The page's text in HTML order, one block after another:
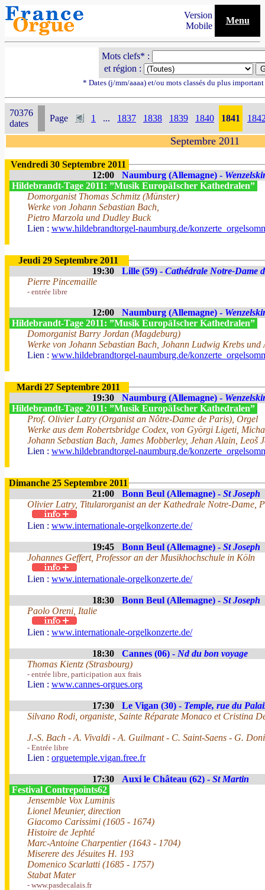
Version
Mobile
Menu
Mots clefs* :
et région :
* Dates (j/mm/aaaa) et/ou mots classés du plus
70376
dates
Page 1 ... 1837 1838 1839 1840 1841
Septembre 2011
Vendredi 30 Septembre 2011
12:00
Naumburg (Allemagne) -
Hildebrandt-Tage 2011: ”Musik EuropäIscher Kathedralen”
Domorganist Thomas Schmitz (Münster)
Werke von Johann Sebastian Bach,
Pietro Marzola und Dudley Buck
Lien : www.hildebrandtorgel-naumburg.de/
Jeudi 29 Septembre 2011
19:30
Lille (59) - Cathédrale Notre-Dame
Pierre Pincemaille
- entrée libre
12:00 Naumburg (Allemagne) -
Hildebrandt-Tage 2011: ”Musik EuropäIscher Kathedralen”
Domorganist Barry Jordan (Magdeburg)
Werke von Johann Sebastian Bach, Johann Ludwig Krebs
Lien : www.hildebrandtorgel-naumburg.de/
Mardi 27 Septembre 2011
19:30
Naumburg (Allemagne) -
Hildebrandt-Tage 2011: ”Musik EuropäIscher Kathedralen”
Prof. Olivier Latry (Organist an Nôtre-Dame de Paris), Orgel
Werke aus dem Robertsbridge Codex, von Györgi Ligeti,
Johann Sebastian Bach, James Mobberley, Jehan Alain, Leoš
Lien : www.hildebrandtorgel-naumburg.de/
Dimanche 25 Septembre 2011
21:00
Bonn Beul (Allemagne) - St Joseph
Olivier Latry, Titularorganist an der Kathedrale Notre-Dame,
Lien : www.internationale-orgelkonzerte.de/
19:45 Bonn Beul (Allemagne) - St Joseph
Johannes Geffert, Professor an der Musikhochschule in Köln
Lien : www.internationale-orgelkonzerte.de/
18:30 Bonn Beul (Allemagne) - St Joseph
Paolo Oreni, Italie
Lien : www.internationale-orgelkonzerte.de/
18:30 Cannes (06) - Nd du bon voyage
Thomas Kientz (Strasbourg)
- entrée libre, participation aux frais
Lien : www.cannes-orgues.org
17:30 Le Vigan (30) - Temple, rue du
Silvano Rodi, organiste, Sainte Réparate Monaco et Cristina
J.-S. Bach - A. Vivaldi - A. Guilmant - C. Saint-Saens - G.
- Entrée libre
Lien : orguetemple.vigan.free.fr
17:30 Auxi le Château (62) - St Martin
Festival Contrepoints62
Jensemble Vox Luminis
Lionel Meunier, direction
Giacomo Carissimi (1605 - 1674)
Histoire de Jephté
Marc-Antoine Charpentier (1643 - 1704)
Miserere des Jésuites H. 193
Domenico Scarlatti (1685 - 1757)
Stabat Mater
- www.pasdecalais.fr